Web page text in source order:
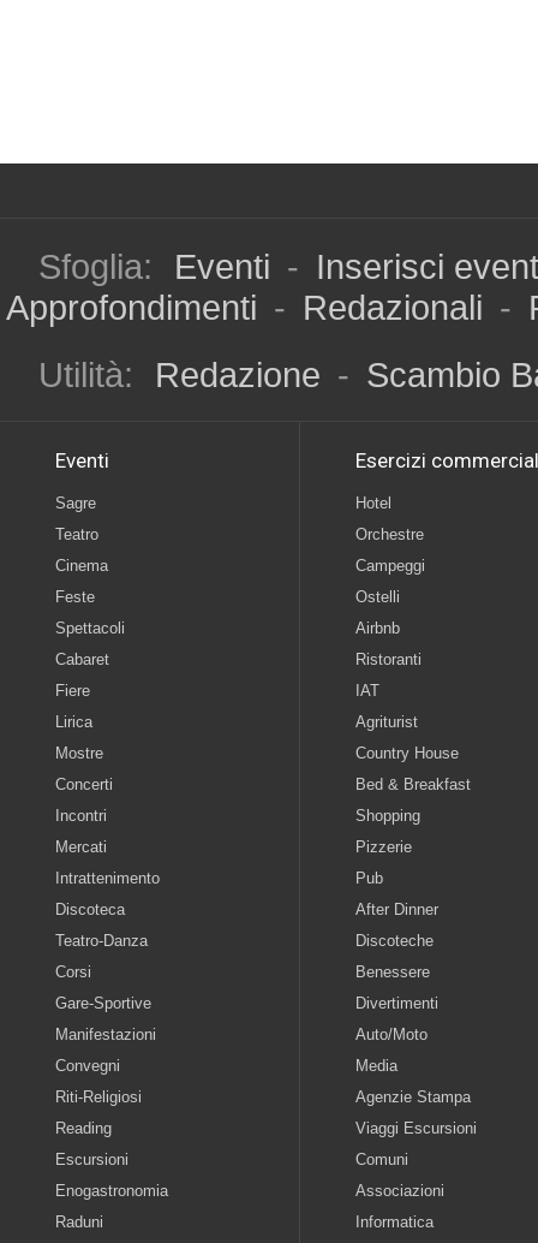
Sfoglia: Eventi - Inserisci
Approfondimenti - Redazionali -
Utilità:
Redazione - Scambio
Eventi
Sagre
Teatro
Cinema
Feste
Spettacoli
Cabaret
Fiere
Lirica
Mostre
Concerti
Incontri
Mercati
Intrattenimento
Discoteca
Teatro-Danza
Corsi
Gare-Sportive
Manifestazioni
Convegni
Riti-Religiosi
Reading
Escursioni
Enogastronomia
Raduni
Esercizi
Hotel
Orchestre
Campeggi
Ostelli
Airbnb
Ristoranti
IAT
Agriturist
Country House
Bed & Breakfast
Shopping
Pizzerie
Pub
After Dinner
Discoteche
Benessere
Divertimenti
Auto/Moto
Media
Agenzie Stampa
Viaggi Escursioni
Comuni
Associazioni
Informatica